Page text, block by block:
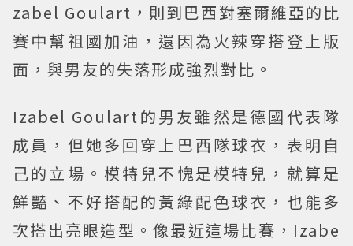
zabel Goulart，則到巴西對塞爾維亞的比
賽中幫祖國加油，還因為火辣穿搭登上版
面，與男友的失落形成強烈對比。
Izabel Goulart的男友雖然是德國代表隊
成員，但她多回穿上巴西隊球衣，表明自
己的立場。模特兒不愧是模特兒，就算是
鮮豔、不好搭配的黃綠配色球衣，也能多
次搭出亮眼造型。像最近這場比賽，Izabe